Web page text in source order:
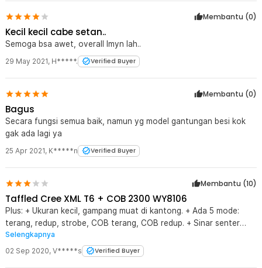
Membantu (0)
Kecil kecil cabe setan..
Semoga bsa awet, overall lmyn lah..
29 May 2021, H*****. Verified Buyer
Membantu (0)
Bagus
Secara fungsi semua baik, namun yg model gantungan besi kok
gak ada lagi ya
25 Apr 2021, K*****n Verified Buyer
Membantu (10)
Taffled Cree XML T6 + COB 2300 WY8106
Plus: + Ukuran kecil, gampang muat di kantong. + Ada 5 mode:
terang, redup, strobe, COB terang, COB redup. + Sinar senter
cukup terang untuk mode pertama (terang) dan COB terang. +
Bisa di-zoom. + Ada magnet dibelakangnya. + Bisa dicharge
dengan dicolok di port USB dan ada lampu LED nya untuk
Selengkapnya
02 Sep 2020, V*****s Verified Buyer